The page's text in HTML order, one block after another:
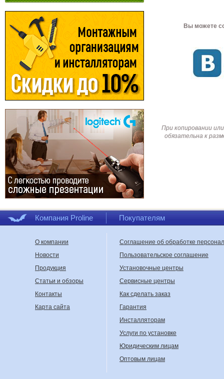
Вы можете
При копировании
обязательна к
Компания Proline Покупателям
О компании
Новости
Продукция
Статьи и обзоры
Контакты
Карта сайта
Соглашение об обработке
Пользовательское соглашение
Установочные центры
Сервисные центры
Как сделать заказ
Гарантия
Инсталляторам
Услуги по установке
Юридическим лицам
Оптовым лицам